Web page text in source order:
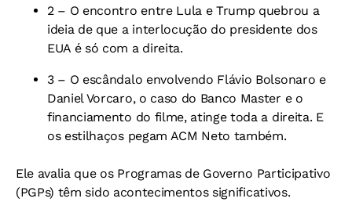
2 – O encontro entre Lula e Trump quebrou a
ideia de que a interlocução do presidente dos
EUA é só com a direita.
3 – O escândalo envolvendo Flávio Bolsonaro e
Daniel Vorcaro, o caso do Banco Master e o
financiamento do filme, atinge toda a direita. E
os estilhaços pegam ACM Neto também.
Ele avalia que os Programas de Governo Participativo
(PGPs) têm sido acontecimentos significativos.